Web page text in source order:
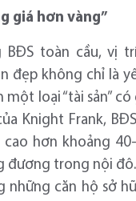
giá hơn vàng”
BĐS toàn cầu, vị
đẹp không chỉ là
loại “tài sản”
Knight Frank,
hơn khoảng
đương trong nội
những căn hộ sở